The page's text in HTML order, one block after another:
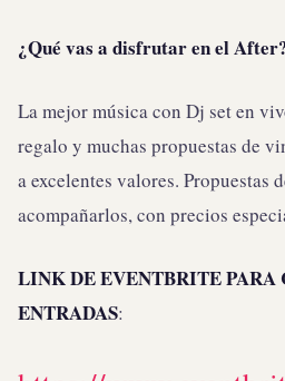
¿Qué vas a disfrutar en el
La mejor música con Dj set en
regalo y muchas propuestas de
a excelentes valores. Propuestas
acompañarlos, con precios
LINK DE EVENTBRITE PARA
ENTRADAS: